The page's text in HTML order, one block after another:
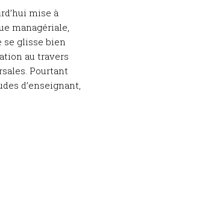
mise à
managériale,
se glisse bien
au travers
Pourtant
d’enseignant,